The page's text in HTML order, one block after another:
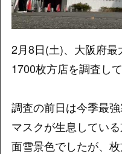
2月8日(土)、大阪府
1700枚方店を調査し
調査の前日は今季最
マスクが生息してい
面雪景色でしたが、